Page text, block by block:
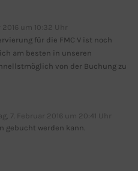
um 10:32 Uhr
für die FMC V ist noch
am besten in unseren
von der Buchung zu
7. Februar 2016 um 20:41 Uhr
gebucht werden kann.